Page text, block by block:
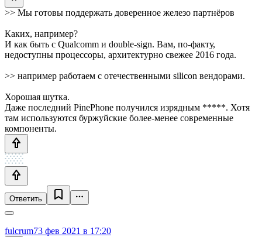
>> Мы готовы поддержать доверенное железо партнёров
Каких, например?
И как быть с Qualcomm и double-sign. Вам, по-факту,
недоступны процессоры, архитектурно свежее 2016 года.
>> например работаем с отечественными silicon вендорами.
Хорошая шутка.
Даже последний PinePhone получился изрядным *****. Хотя
там используются буржуйские более-менее современные
компоненты.
Ответить
fulcrum73 фев 2021 в 17:20